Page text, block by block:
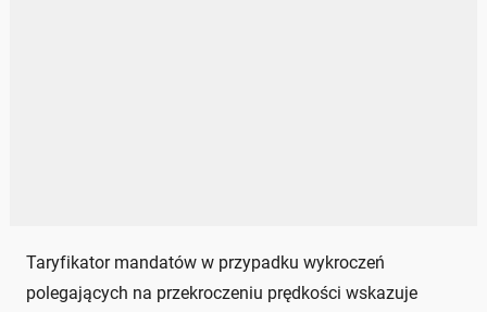
Taryfikator mandatów w przypadku wykroczeń
polegających na przekroczeniu prędkości wskazuje